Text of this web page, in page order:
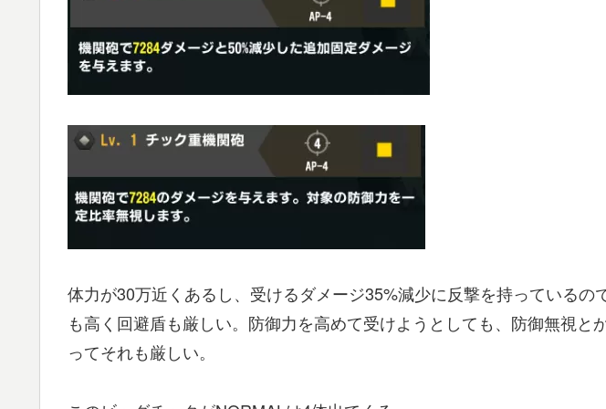
体力が30万近くあるし、受けるダメージ35%減少に反撃を持っているの
も高く回避盾も厳しい。防御力を高めて受けようとしても、防御無視と
ってそれも厳しい。